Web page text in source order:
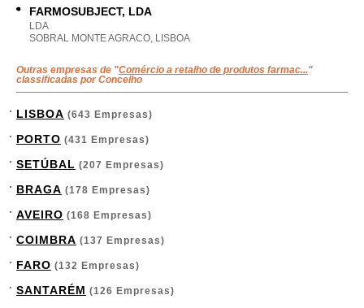
FARMOSUBJECT, LDA
LDA
SOBRAL MONTE AGRACO, LISBOA
Outras empresas de "Comércio a retalho de produtos farmac..."
classificadas por Concelho
LISBOA (643 Empresas)
PORTO (431 Empresas)
SETÚBAL (207 Empresas)
BRAGA (178 Empresas)
AVEIRO (168 Empresas)
COIMBRA (137 Empresas)
FARO (132 Empresas)
SANTARÉM (126 Empresas)